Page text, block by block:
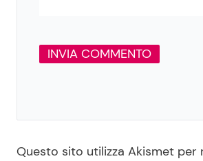
Questo sito utilizza Akismet per